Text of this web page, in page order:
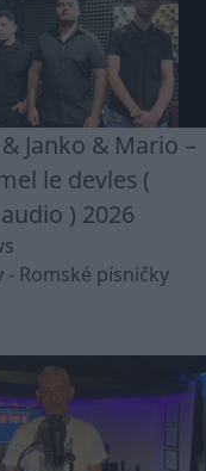
Janko & Mario –
le devles (
) 2026
- Romské písničky